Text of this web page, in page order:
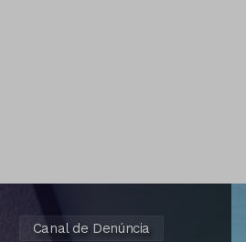
Canal de Denúncia